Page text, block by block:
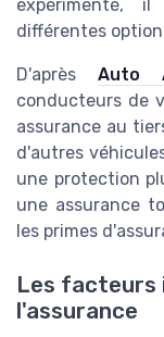
expérimenté,
différentes
D'après Auto
conducteurs de
assurance au
d'autres
une protection
une assurance
les primes
Les facteurs
l'assurance